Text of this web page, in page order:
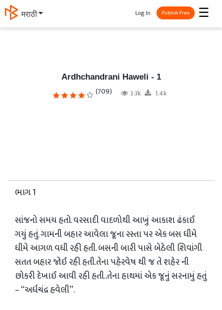
मराठी ☰
Log In Publish Free
Ardhchandrani Haweli - 1
(709) 3.3k 1.4k
ભાગ 1
સાંજનો સમય હતો. વરસાદી વાદળોથી આખું આકાશ ઢંકાઈ
ગયું હતું. ગામની બહાર આવેલા જૂના રસ્તા પર એક બસ ધીમે
ધીમે આગળ વધી રહી હતી. બસની બારી પાસે બેઠેલી શિવાંગી
સતત બહાર જોઈ રહી હતી.તેના પહેરવેષ થી જ તે શહેર ની
છોકરી દેખાઈ આવી રહી હતી..તેના હાથમાં એક જૂનું સરનામું હતું
– “અર્ધચંદ્ર હવેલી”.